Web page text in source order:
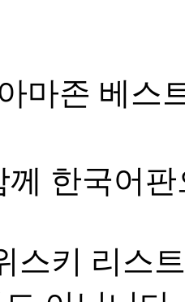
마존 베스
께 한국어
스키 리스